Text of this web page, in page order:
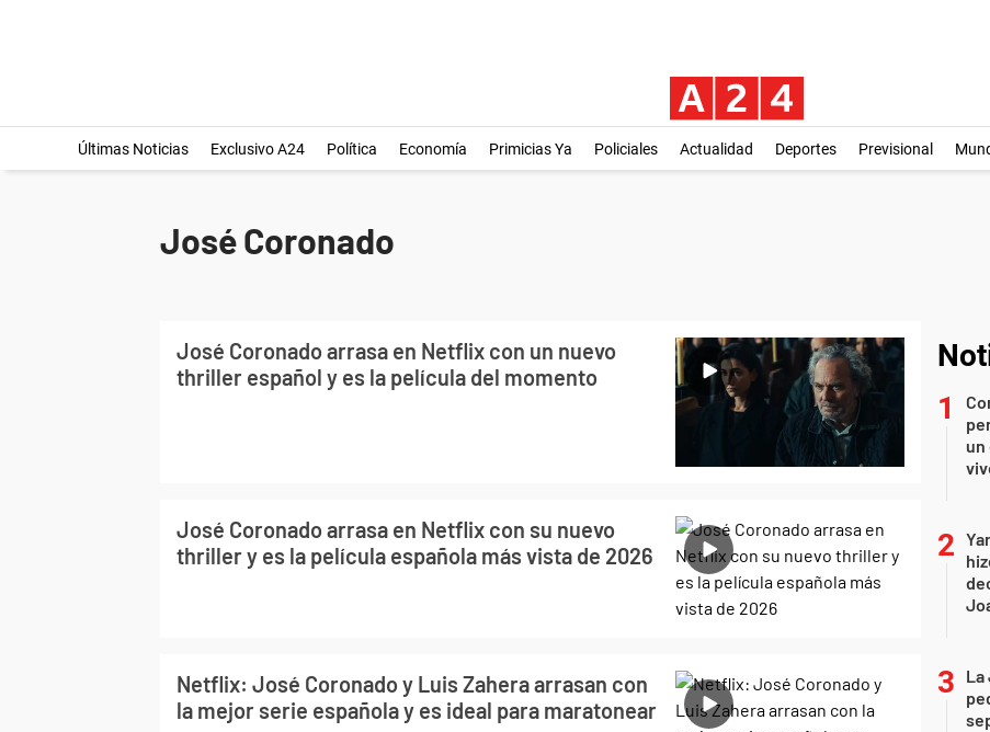
Últimas Noticias Exclusivo A24 Política Economía Primicias Ya Policiales Actualidad Deportes Previsional
José Coronado
José Coronado arrasa en Netflix con un nuevo
thriller español y es la película del momento
José Coronado arrasa en Netflix con su nuevo
thriller y es la película española más vista de 2026
Netflix: José Coronado y Luis Zahera arrasan con
la mejor serie española y es ideal para maratonear
un
La